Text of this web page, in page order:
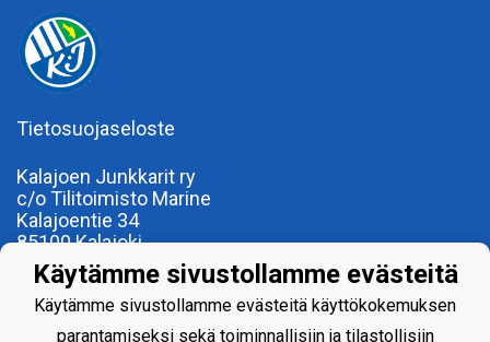
Tietosuojaseloste
Kalajoen Junkkarit ry
c/o Tilitoimisto Marine
Kalajoentie 34
85100 Kalajoki
Y-tunnus 0185922-0
Yhdistysrekisterinumero 120.904
Käytämme sivustollamme evästeitä
Käytämme sivustollamme evästeitä käyttökokemuksen
parantamiseksi sekä toiminnallisiin ja tilastollisiin